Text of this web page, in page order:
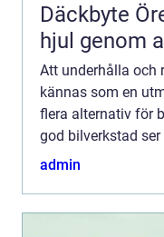
Däckbyte Örebro så får
hjul genom
Att underhålla och
kännas som en
flera alternativ för
god bilverkstad
admin